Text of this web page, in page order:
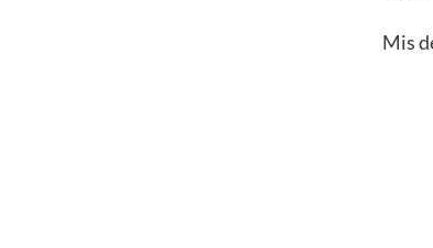
Mis